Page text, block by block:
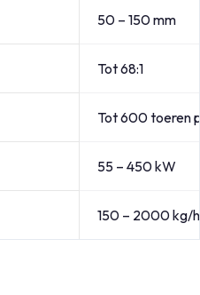
50 – 150 mm
Tot 68:1
Tot 600 toeren
55 – 450 kW
150 – 2000 kg/h